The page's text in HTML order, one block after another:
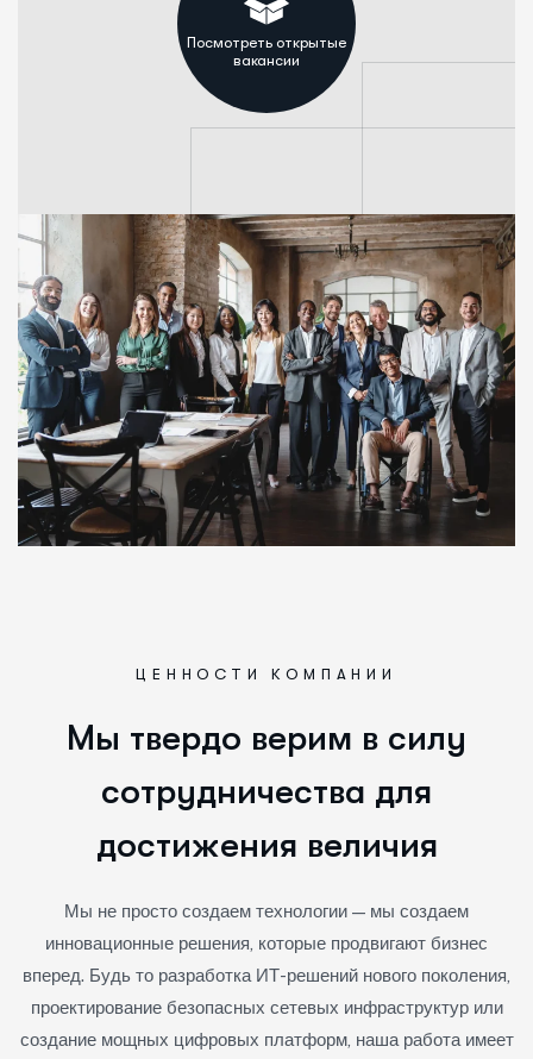
Посмотреть открытые
вакансии
ЦЕННОСТИ КОМПАНИИ
Мы твердо верим в силу
сотрудничества для
достижения величия
Мы не просто создаем технологии — мы создаем
инновационные решения, которые продвигают бизнес
вперед. Будь то разработка ИТ-решений нового поколения,
проектирование безопасных сетевых инфраструктур или
создание мощных цифровых платформ, наша работа имеет